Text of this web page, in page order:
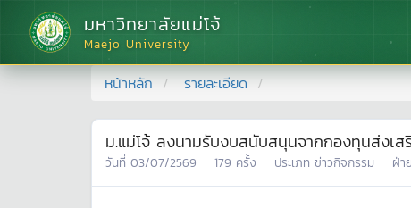
มหาวิทยาลัยแม่โจ้
Maejo University
หน้าหลัก รายละเอียด
ม.แม่โจ้ ลงนามรับงบสนับสนุนจากกองทุนส่งเส
วันที่ 03/07/2569 179 ครั้ง ประเภท ข่าวกิจกรรม ฝ่า